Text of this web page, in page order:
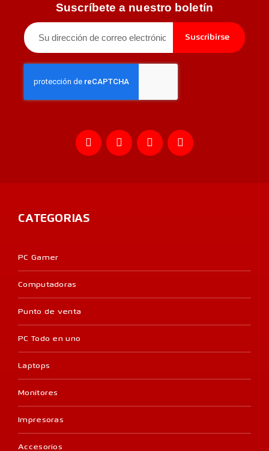
Suscríbete a nuestro boletín
Suscribirse
CATEGORIAS
PC Gamer
Computadoras
Punto de venta
PC Todo en uno
Laptops
Monitores
Impresoras
Accesorios